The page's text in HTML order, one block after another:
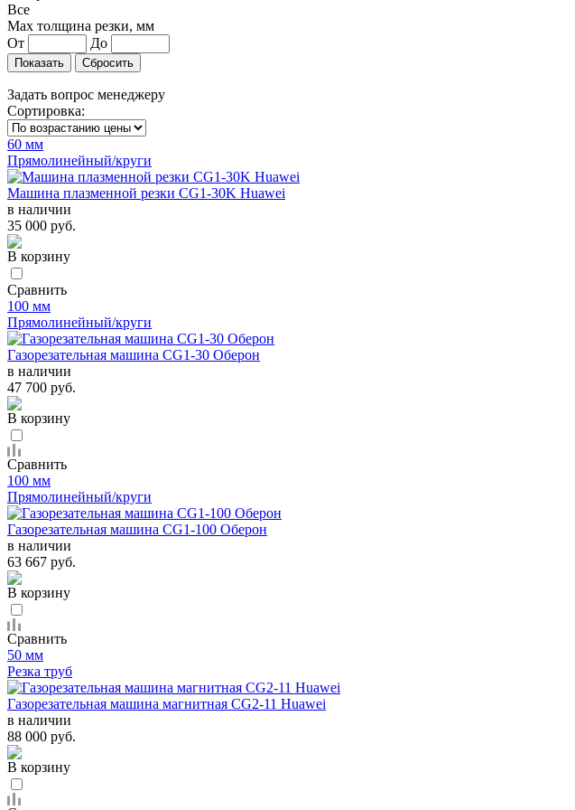
Все
Max толщина резки, мм
От
До
Задать вопрос менеджеру
Сортировка:
60 мм
Прямолинейный/круги
Машина плазменной резки CG1-30K Huawei
в наличии
35 000 руб.
В корзину
Сравнить
100 мм
Прямолинейный/круги
Газорезательная машина CG1-30 Оберон
в наличии
47 700 руб.
В корзину
Сравнить
100 мм
Прямолинейный/круги
Газорезательная машина CG1-100 Оберон
в наличии
63 667 руб.
В корзину
Сравнить
50 мм
Резка труб
Газорезательная машина магнитная CG2-11 Huawei
в наличии
88 000 руб.
В корзину